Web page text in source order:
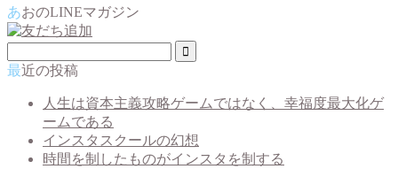
あおのLINEマガジン
最近の投稿
人生は資本主義攻略ゲームではなく、幸福度最大化ゲ
ームである
インスタスクールの幻想
時間を制したものがインスタを制する